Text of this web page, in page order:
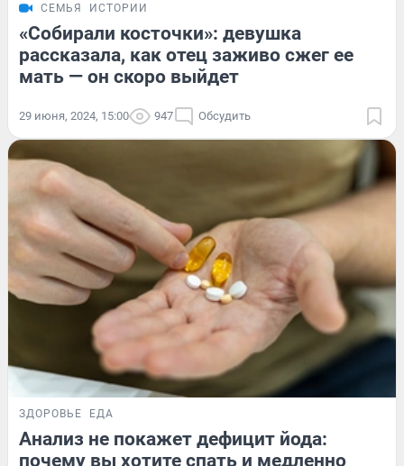
СЕМЬЯ ИСТОРИИ
«Собирали косточки»: девушка
рассказала, как отец заживо сжег ее
мать — он скоро выйдет
29 июня, 2024, 15:00 947 Обсудить
ЗДОРОВЬЕ ЕДА
Анализ не покажет дефицит йода:
почему вы хотите спать и медленно